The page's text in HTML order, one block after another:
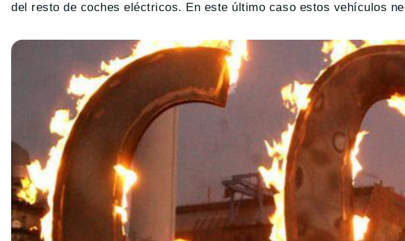
del resto de coches eléctricos. En este último caso estos vehículos